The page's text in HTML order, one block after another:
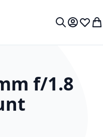
Mijn
f/1.8